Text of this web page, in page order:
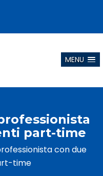
MENU
part-time
con due
time